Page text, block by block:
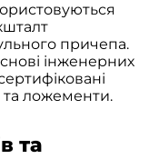
причепа.
інженерних
та ложементи.
та